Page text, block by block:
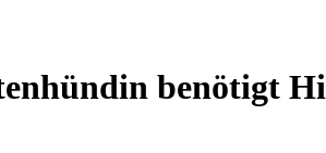
benötigt